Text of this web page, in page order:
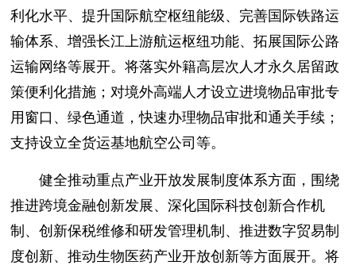
利化水平、提升国际航空枢纽能级、完善国际铁路运
输体系、增强长江上游航运枢纽功能、拓展国际公路
运输网络等展开。将落实外籍高层次人才永久居留政
策便利化措施；对境外高端人才设立进境物品审批专
用窗口、绿色通道，快速办理物品审批和通关手续；
支持设立全货运基地航空公司等。
健全推动重点产业开放发展制度体系方面，围绕
推进跨境金融创新发展、深化国际科技创新合作机
制、创新保税维修和研发管理机制、推进数字贸易制
度创新、推动生物医药产业开放创新等方面展开。将